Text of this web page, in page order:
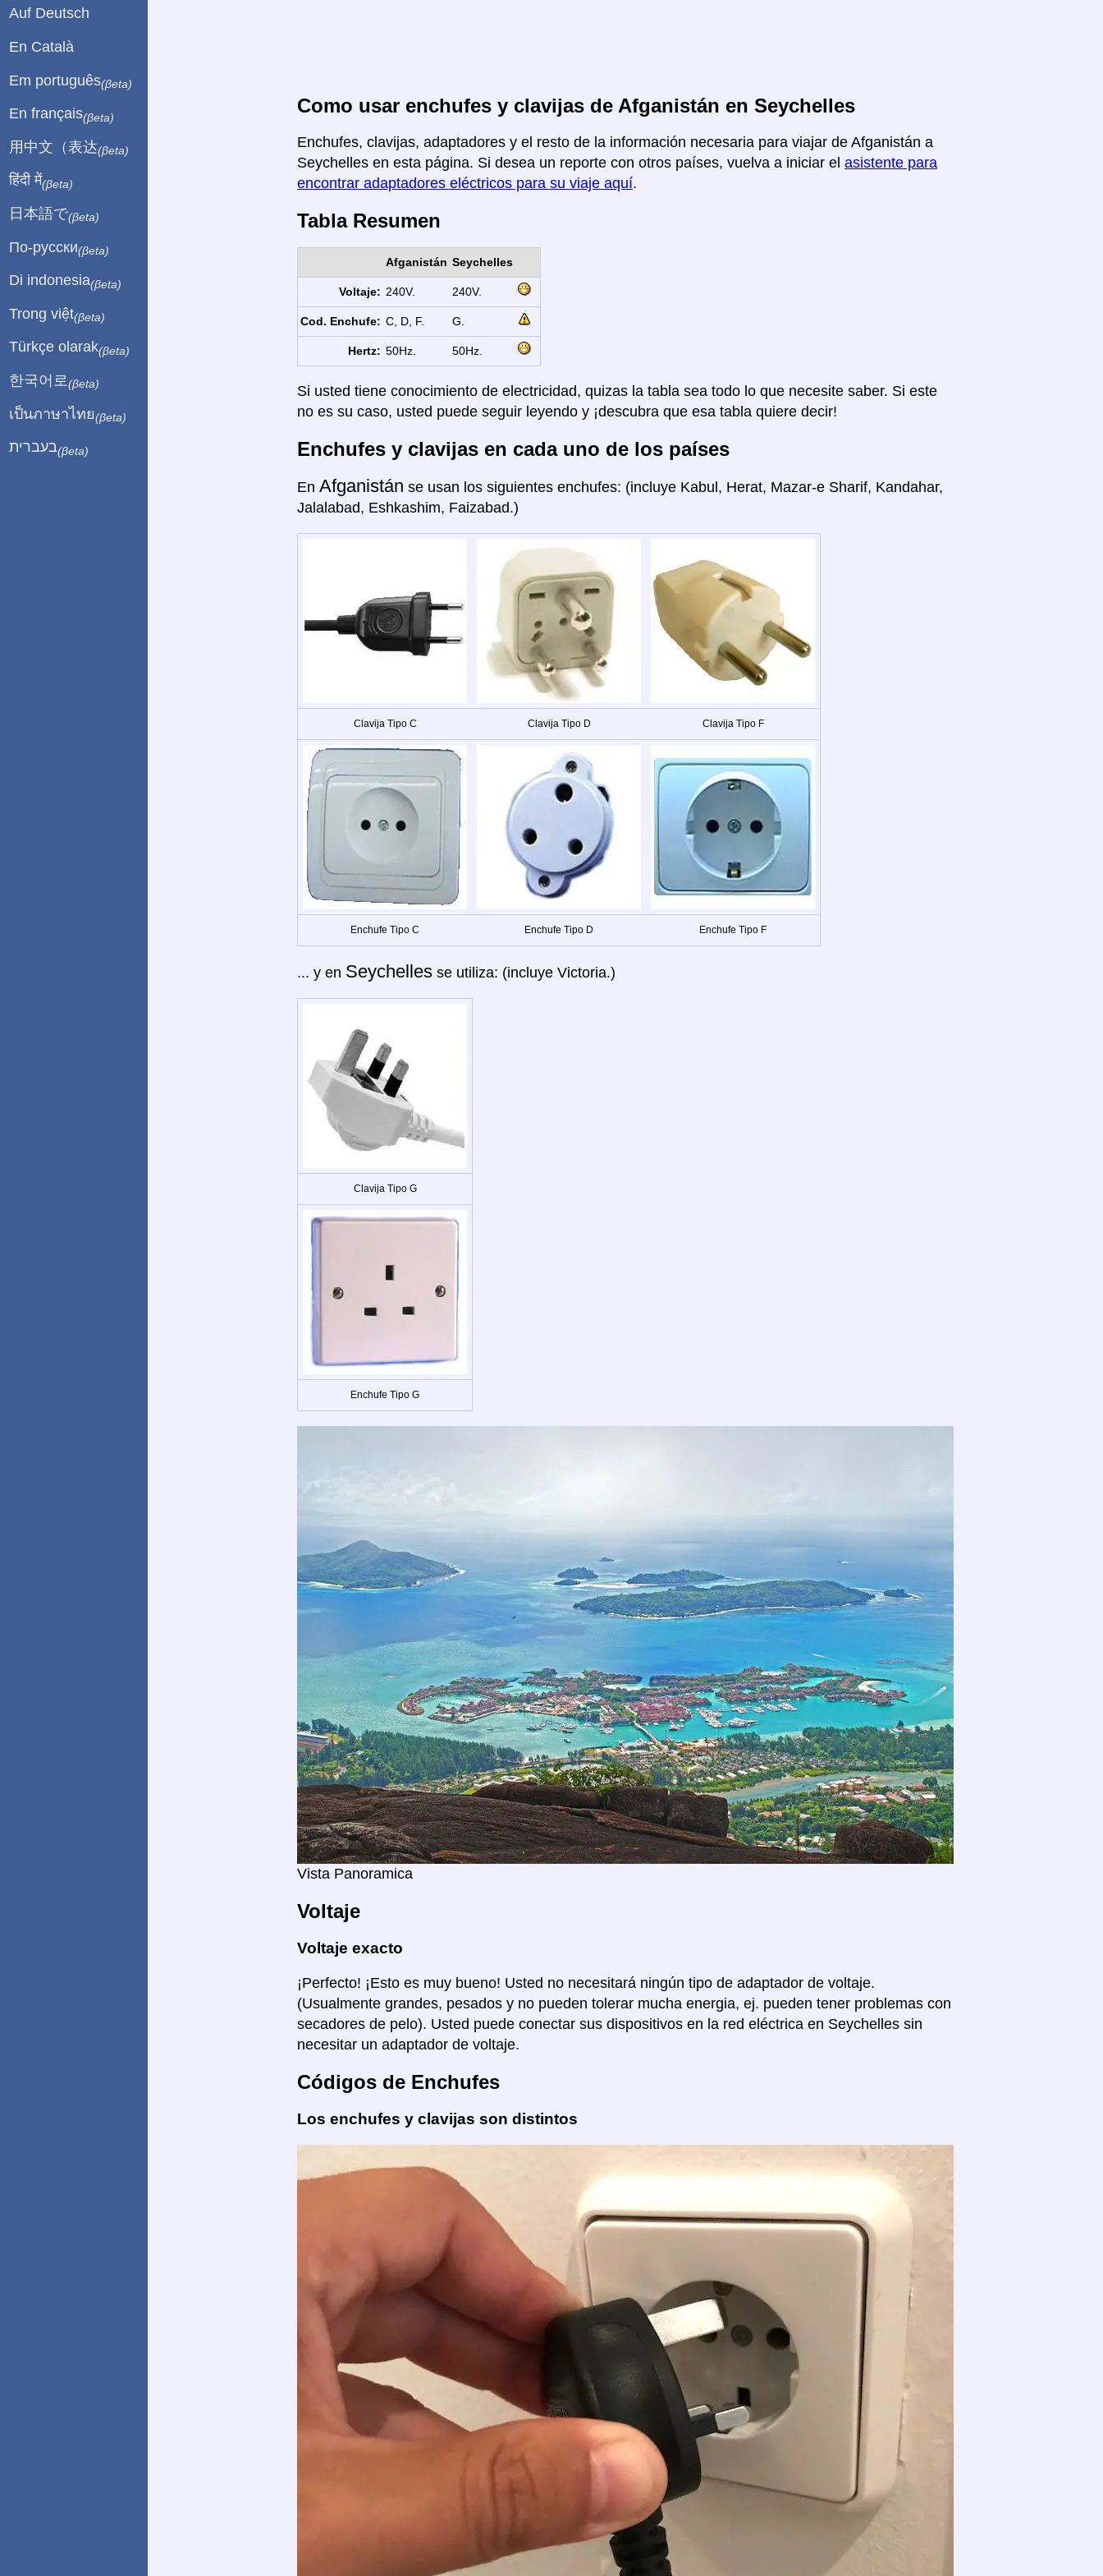
Como usar enchufes y clavijas de Afganistán en Seychelles
Enchufes, clavijas, adaptadores y el resto de la información necesaria para viajar de Afganistán a
Seychelles en esta página. Si desea un reporte con otros países, vuelva a iniciar el asistente para
encontrar adaptadores eléctricos para su viaje aquí.
Tabla Resumen
Afganistán Seychelles
Voltaje: 240V. 240V.
Cod. Enchufe: C, D, F. G.
Hertz: 50Hz. 50Hz.
Si usted tiene conocimiento de electricidad, quizas la tabla sea todo lo que necesite saber. Si este
no es su caso, usted puede seguir leyendo y ¡descubra que esa tabla quiere decir!
Enchufes y clavijas en cada uno de los países
En Afganistán se usan los siguientes enchufes: (incluye Kabul, Herat, Mazar-e Sharif, Kandahar,
Jalalabad, Eshkashim, Faizabad.)
Clavija Tipo C Clavija Tipo D Clavija Tipo F
Enchufe Tipo C Enchufe Tipo D Enchufe Tipo F
... y en Seychelles se utiliza: (incluye Victoria.)
Clavija Tipo G
Enchufe Tipo G
Vista Panoramica
Voltaje
Voltaje exacto
¡Perfecto! ¡Esto es muy bueno! Usted no necesitará ningún tipo de adaptador de voltaje.
(Usualmente grandes, pesados y no pueden tolerar mucha energia, ej. pueden tener problemas con
secadores de pelo). Usted puede conectar sus dispositivos en la red eléctrica en Seychelles sin
necesitar un adaptador de voltaje.
Códigos de Enchufes
Los enchufes y clavijas son distintos
Auf Deutsch
En Català
Em português(βeta)
En français(βeta)
用中文（表达(βeta)
हिंदी में(βeta)
日本語で(βeta)
По-русски(βeta)
Di indonesia(βeta)
Trong việt(βeta)
Türkçe olarak(βeta)
한국어로 (βeta)
เป็นภาษาไทย(βeta)
בעברית(βeta)